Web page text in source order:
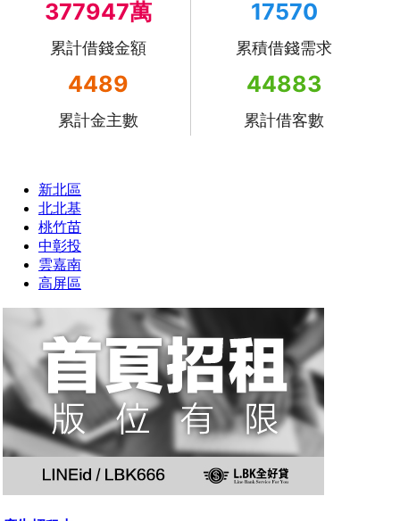
377947萬
累計借錢金額
17570
累積借錢需求
4489
累計金主數
44883
累計借客數